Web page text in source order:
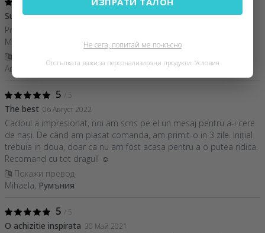
Super achizitie 25 Декември 2022
Produs excelent, inspirat si executat cu grija si promptitudine.
Multumesc echipei Stargift
Ana,
Румъния
5 / 5
The best 06 Август 2022
Cadoul a impresionat, noi am scris pe el un mesaj pentru a-i cere
de nași. De când am plasat comanda, am primit-o in 3 zile. Inițial
trebuia in doua, doar ca nu am fost acasa pentru a o putea ridica.
Recomand cu tot dragul! ☺️
Покажи превод
Mihaela, Румъния
5 / 5
O achizitie inspirata 30 Май 2021
Не сега, попитай ме по-късно
Отстъпката важи за персонализирани продукти. Условия